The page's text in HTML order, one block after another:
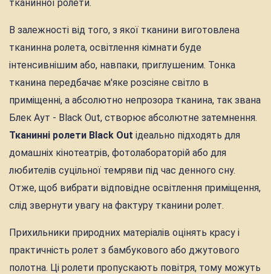
тканинної ролети.
В залежності від того, з якої тканини виготовлена
тканинна ролета, освітлення кімнати буде
інтенсивнішим або, навпаки, приглушеним. Тонка
тканина передбачає м'яке розсіяне світло в
приміщенні, а абсолютно непрозора тканина, так звана
Блек Аут - Black Out, створює абсолютне затемнення.
Тканинні ролети Black Out ідеально підходять для
домашніх кінотеатрів, фотолабораторій або для
любителів суцільної темряви під час денного сну.
Отже, щоб вибрати відповідне освітлення приміщення,
слід звернути увагу на фактуру тканини ролет.
Прихильники природних матеріалів оцінять красу і
практичність ролет з бамбукового або джутового
полотна. Ці ролети пропускають повітря, тому можуть